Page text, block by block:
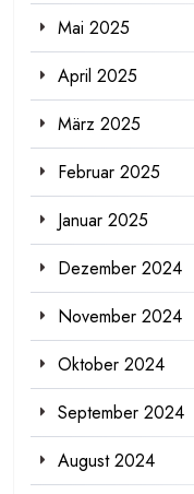
Mai 2025
April 2025
März 2025
Februar 2025
Januar 2025
Dezember 2024
November 2024
Oktober 2024
September 2024
August 2024